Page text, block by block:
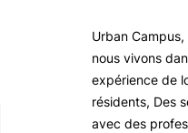
Urban
nous vivons
expérience de
résidents, Des
avec des